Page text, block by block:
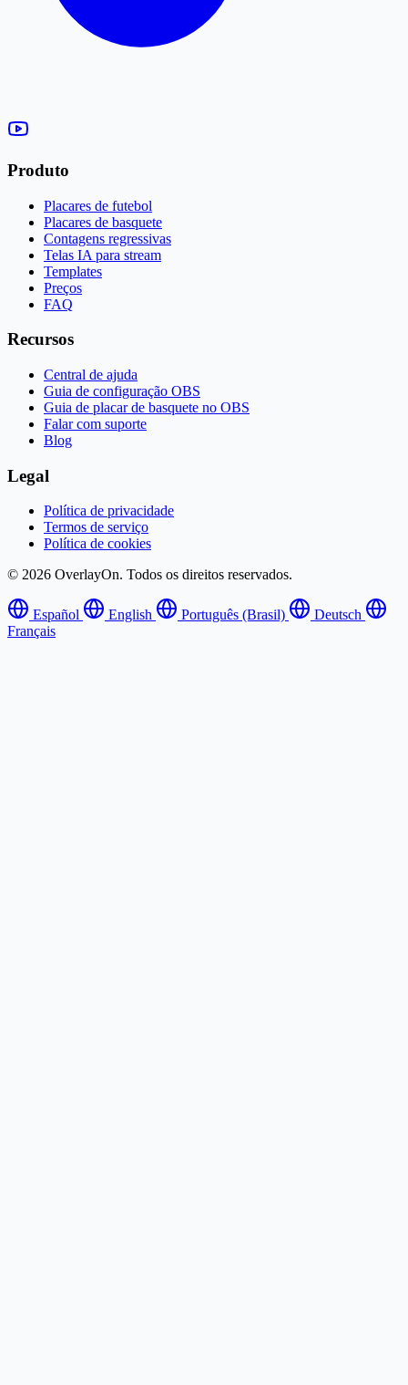
Produto
Placares de futebol
Placares de basquete
Contagens regressivas
Telas IA para stream
Templates
Preços
FAQ
Recursos
Central de ajuda
Guia de configuração OBS
Guia de placar de basquete no OBS
Falar com suporte
Blog
Legal
Política de privacidade
Termos de serviço
Política de cookies
© 2026 OverlayOn. Todos os direitos reservados.
Español English Português (Brasil)
Deutsch
Français